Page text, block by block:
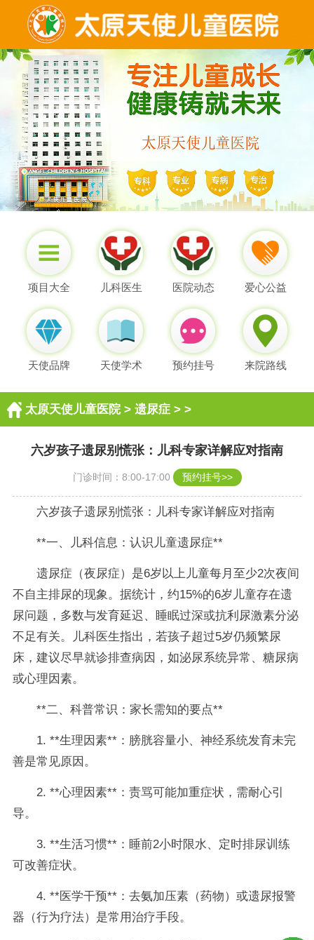
项目大全 儿科医生 医院动态 爱心公益
天使品牌 天使学术 预约挂号 来院路线
太原天使儿童医院> 遗尿症> >
六岁孩子遗尿别慌张：儿科专家详解应对指南
门诊时间：8:00-17:00 预约挂号>>
六岁孩子遗尿别慌张：儿科专家详解应对指南
**一、儿科信息：认识儿童遗尿症**
遗尿症（夜尿症）是6岁以上儿童每月至少2次夜间
不自主排尿的现象。据统计，约15%的6岁儿童存在遗
尿问题，多数与发育延迟、睡眠过深或抗利尿激素分泌
不足有关。儿科医生指出，若孩子超过5岁仍频繁尿
床，建议尽早就诊排查病因，如泌尿系统异常、糖尿病
或心理因素。
**二、科普常识：家长需知的要点**
1. **生理因素**：膀胱容量小、神经系统发育未完
善是常见原因。
2. **心理因素**：责骂可能加重症状，需耐心引
导。
3. **生活习惯**：睡前2小时限水、定时排尿训练
可改善症状。
4. **医学干预**：去氨加压素（药物）或遗尿报警
器（行为疗法）是常用治疗手段。